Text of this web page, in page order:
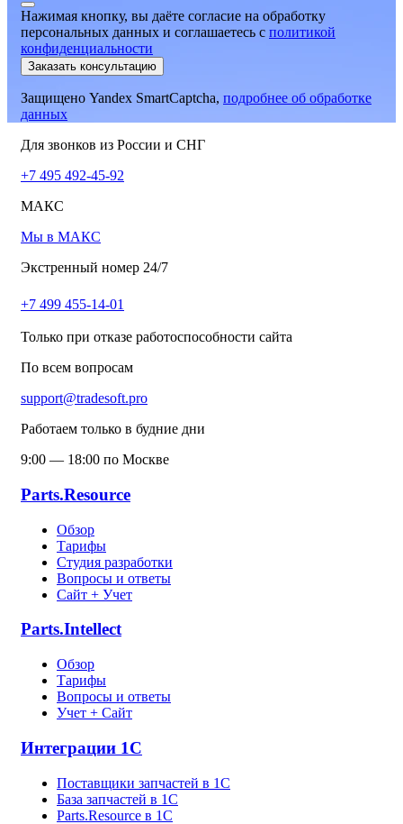
Нажимая кнопку, вы даёте согласие на обработку
персональных данных и соглашаетесь c политикой
конфиденциальности
Заказать консультацию
Защищено Yandex SmartCaptcha, подробнее об обработке
данных
Для звонков из России и СНГ
+7 495 492-45-92
МАКС
Мы в МАКС
Экстренный номер 24/7
+7 499 455-14-01
Только при отказе работоспособности сайта
По всем вопросам
support@tradesoft.pro
Работаем только в будние дни
9:00 — 18:00 по Москве
Parts.Resource
Обзор
Тарифы
Студия разработки
Вопросы и ответы
Сайт + Учет
Parts.Intellect
Обзор
Тарифы
Вопросы и ответы
Учет + Сайт
Интеграции 1С
Поставщики запчастей в 1C
База запчастей в 1С
Parts.Resource в 1C